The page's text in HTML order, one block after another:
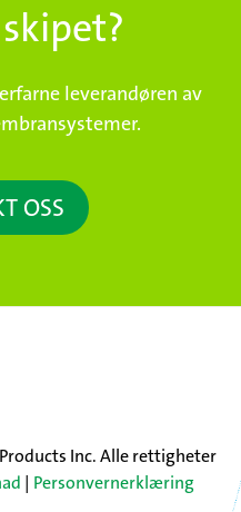
leverandøren av
OSS
Inc. Alle rettigheter
| Personvernerklæring